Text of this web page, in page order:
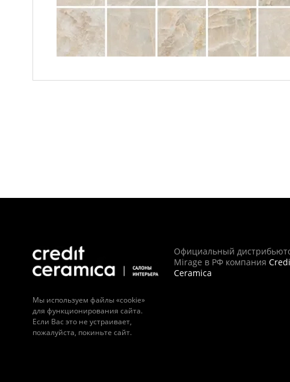
Мы используем файлы «cookie»
для функционирования сайта.
Если Вас это не устраивает,
пожалуйста, покиньте сайт.
Официальный
Mirage в РФ компания
Ceramica